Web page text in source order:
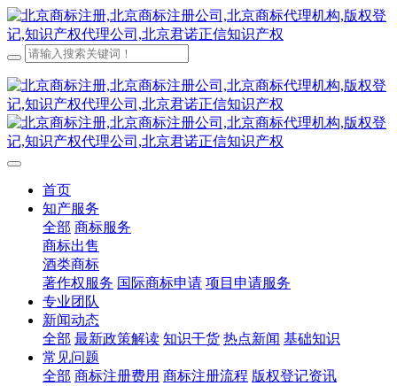
首页
知产服务
全部 商标服务
商标出售
酒类商标
著作权服务 国际商标申请 项目申请服务
专业团队
新闻动态
全部 最新政策解读 知识干货 热点新闻 基础知识
常见问题
全部 商标注册费用 商标注册流程 版权登记资讯